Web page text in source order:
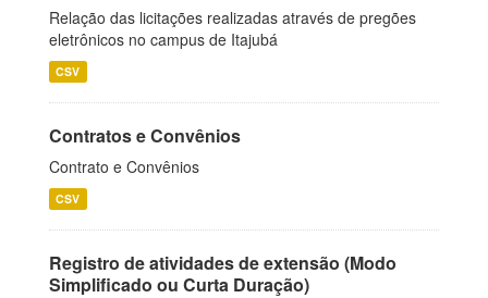
Relação das licitações realizadas através de pregões
eletrônicos no campus de Itajubá
CSV
Contratos e Convênios
Contrato e Convênios
CSV
Registro de atividades de extensão (Modo
Simplificado ou Curta Duração)